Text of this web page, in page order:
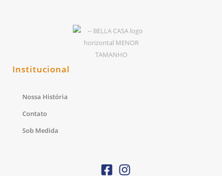
Institucional
Nossa História
Contato
Sob Medida